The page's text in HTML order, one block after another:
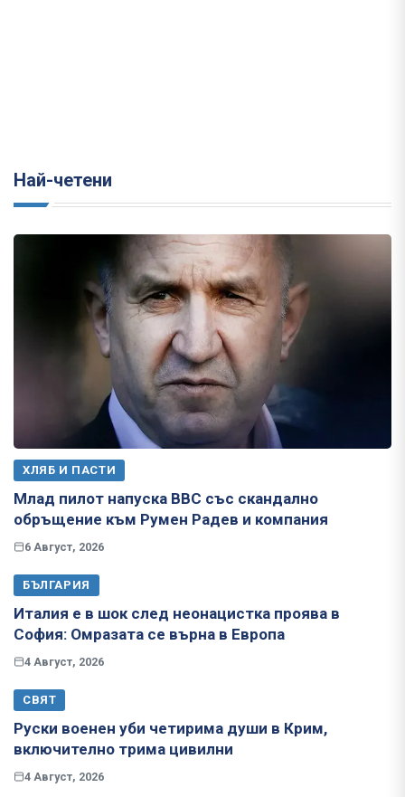
Най-четени
ХЛЯБ И ПАСТИ
Млад пилот напуска ВВС със скандално
обръщение към Румен Радев и компания
6 Август, 2026
БЪЛГАРИЯ
Италия е в шок след неонацистка проява в
София: Омразата се върна в Европа
4 Август, 2026
СВЯТ
Руски военен уби четирима души в Крим,
включително трима цивилни
4 Август, 2026